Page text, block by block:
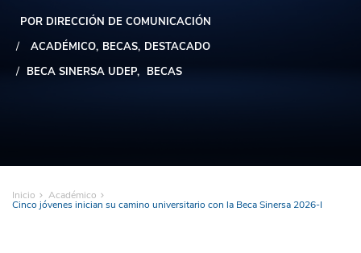
POR DIRECCIÓN DE COMUNICACIÓN
ACADÉMICO BECAS DESTACADO
BECA SINERSA UDEP
BECAS
Inicio Académico
Cinco jóvenes inician su camino universitario con la Beca Sinersa 2026-I